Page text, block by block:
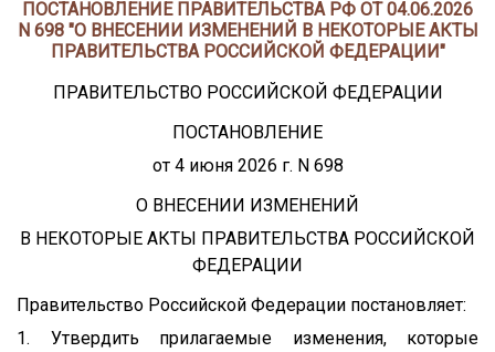
ПОСТАНОВЛЕНИЕ ПРАВИТЕЛЬСТВА РФ ОТ 04.06.2026
N 698 "О ВНЕСЕНИИ ИЗМЕНЕНИЙ В НЕКОТОРЫЕ АКТЫ
ПРАВИТЕЛЬСТВА РОССИЙСКОЙ ФЕДЕРАЦИИ"
ПРАВИТЕЛЬСТВО РОССИЙСКОЙ ФЕДЕРАЦИИ
ПОСТАНОВЛЕНИЕ
от 4 июня 2026 г. N 698
О ВНЕСЕНИИ ИЗМЕНЕНИЙ
В НЕКОТОРЫЕ АКТЫ ПРАВИТЕЛЬСТВА РОССИЙСКОЙ
ФЕДЕРАЦИИ
Правительство Российской Федерации постановляет:
1. Утвердить прилагаемые изменения, которые